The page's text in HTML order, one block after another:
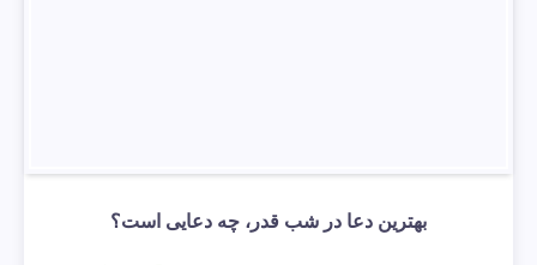
بهترین دعا در شب قدر، چه دعایی است؟